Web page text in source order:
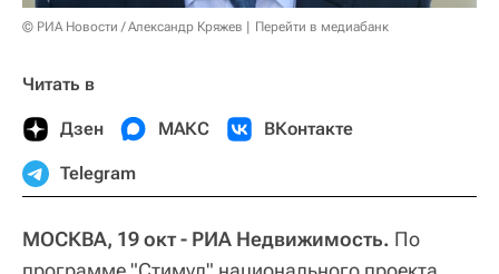
© РИА Новости / Александр Кряжев Перейти в медиабанк
Читать в
Дзен МАКС ВКонтакте
Telegram
МОСКВА, 19 окт - РИА Недвижимость. По